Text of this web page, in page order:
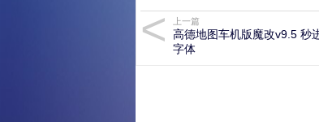
上一篇
高德地图车机版魔改v9.5 秒
字体